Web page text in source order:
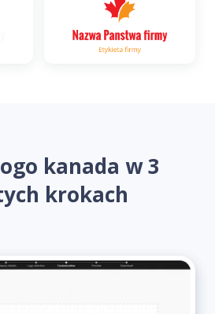
kanada w 3
krokach